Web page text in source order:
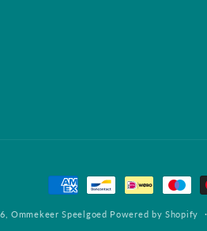
Betaalmethoden
Ommekeer Speelgoed Powered by Shopify